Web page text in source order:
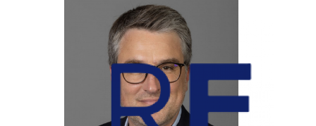
Économie territoriale, économie
sociale et solidaire, insertion par
l’activite economique, economie
circulaire, tourisme
GROUPE INTER-ASSEMBLÉE